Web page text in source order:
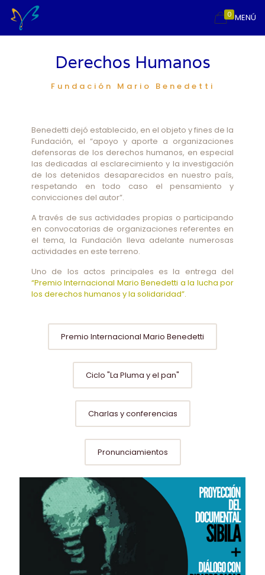
MENÚ
0
Derechos Humanos
Fundación Mario Benedetti
Benedetti dejó establecido, en el objeto y fines de la
Fundación, el “apoyo y aporte a organizaciones
defensoras de los derechos humanos, en especial
las dedicadas al esclarecimiento y la investigación
de los detenidos desaparecidos en nuestro país,
respetando en todo caso el pensamiento y
convicciones del autor”.
A través de sus actividades propias o participando
en convocatorias de organizaciones referentes en
el tema, la Fundación lleva adelante numerosas
actividades en este terreno.
Uno de los actos principales es la entrega del
“Premio Internacional Mario Benedetti a la lucha por
los derechos humanos y la solidaridad”.
Premio Internacional Mario Benedetti
Ciclo "La Pluma y el pan"
Charlas y conferencias
Pronunciamientos